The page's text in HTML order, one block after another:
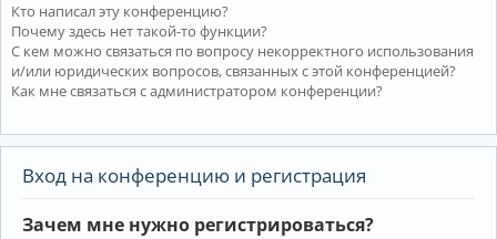
Кто написал эту конференцию?
Почему здесь нет такой-то функции?
С кем можно связаться по вопросу некорректного использования
и/или юридических вопросов, связанных с этой конференцией?
Как мне связаться с администратором конференции?
Вход на конференцию и регистрация
Зачем мне нужно регистрироваться?